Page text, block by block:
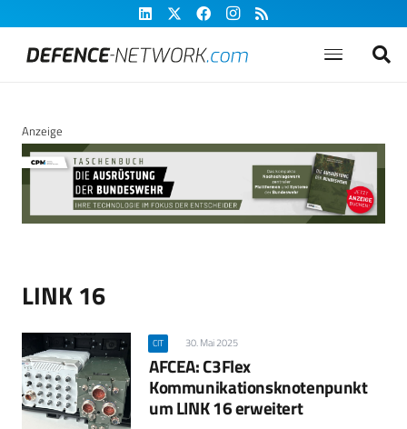
Anzeige
LINK 16
CIT 30. Mai 2025
AFCEA: C3Flex
Kommunikationsknotenpunkt
um LINK 16 erweitert